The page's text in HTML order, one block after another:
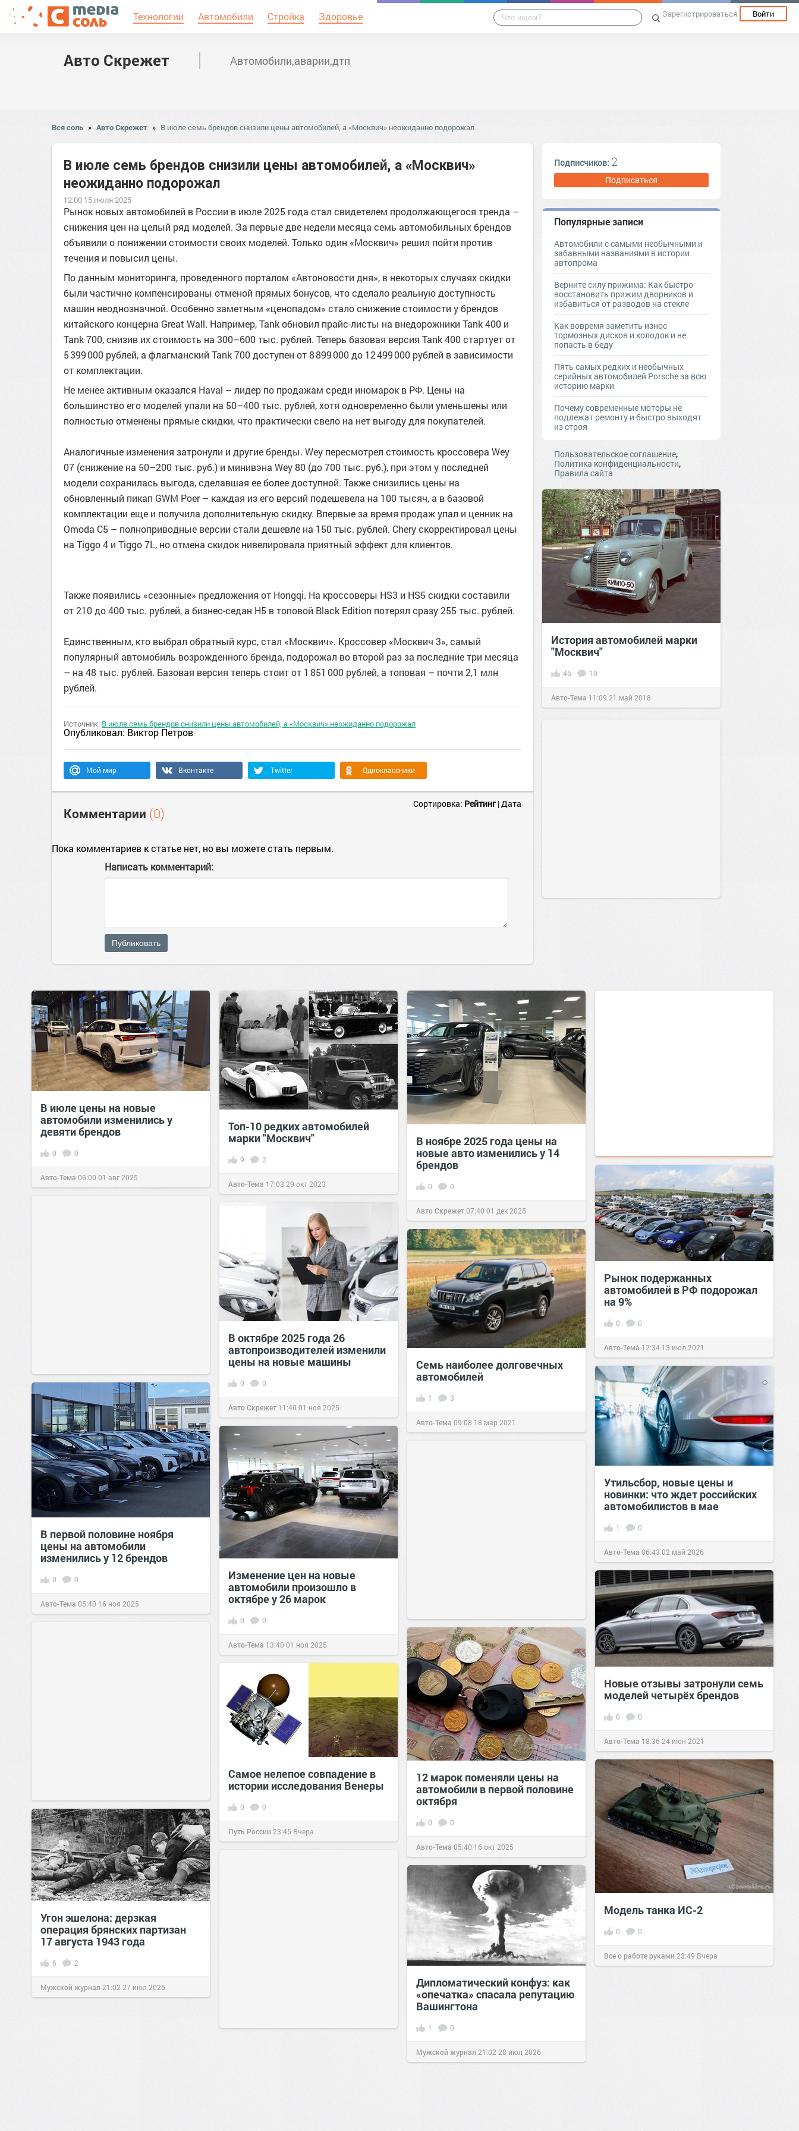
Технологии Автомобили Стройка Здоровье Зарегистрироваться Войти
Авто Скрежет Автомобили,аварии,дтп
Вся соль » Авто Скрежет » В июле семь брендов снизили цены автомобилей, а «Москвич» неожиданно подорожал
В июле семь брендов снизили цены автомобилей, а «Москвич»
неожиданно подорожал
12:00 15 июля 2025
Рынок новых автомобилей в России в июле 2025 года стал свидетелем продолжающегося тренда –
снижения цен на целый ряд моделей. За первые две недели месяца семь автомобильных брендов
объявили о понижении стоимости своих моделей. Только один «Москвич» решил пойти против
течения и повысил цены.
По данным мониторинга, проведенного порталом «Автоновости дня», в некоторых случаях скидки
были частично компенсированы отменой прямых бонусов, что сделало реальную доступность
машин неоднозначной. Особенно заметным «ценопадом» стало снижение стоимости у брендов
китайского концерна Great Wall. Например, Tank обновил прайс-листы на внедорожники Tank 400 и
Tank 700, снизив их стоимость на 300–600 тыс. рублей. Теперь базовая версия Tank 400 стартует от
5 399 000 рублей, а флагманский Tank 700 доступен от 8 899 000 до 12 499 000 рублей в зависимости
от комплектации.
Не менее активным оказался Haval – лидер по продажам среди иномарок в РФ. Цены на
большинство его моделей упали на 50–400 тыс. рублей, хотя одновременно были уменьшены или
полностью отменены прямые скидки, что практически свело на нет выгоду для покупателей.
Аналогичные изменения затронули и другие бренды. Wey пересмотрел стоимость кроссовера Wey
07 (снижение на 50–200 тыс. руб.) и минивэна Wey 80 (до 700 тыс. руб.), при этом у последней
модели сохранилась выгода, сделавшая ее более доступной. Также снизились цены на
обновленный пикап GWM Poer – каждая из его версий подешевела на 100 тысяч, а в базовой
комплектации еще и получила дополнительную скидку. Впервые за время продаж упал и ценник на
Omoda C5 – полноприводные версии стали дешевле на 150 тыс. рублей. Chery скорректировал цены
на Tiggo 4 и Tiggo 7L, но отмена скидок нивелировала приятный эффект для клиентов.
Также появились «сезонные» предложения от Hongqi. На кроссоверы HS3 и HS5 скидки составили
от 210 до 400 тыс. рублей, а бизнес-седан H5 в топовой Black Edition потерял сразу 255 тыс. рублей.
Единственным, кто выбрал обратный курс, стал «Москвич». Кроссовер «Москвич 3», самый
популярный автомобиль возрожденного бренда, подорожал во второй раз за последние три месяца
– на 48 тыс. рублей. Базовая версия теперь стоит от 1 851 000 рублей, а топовая – почти 2,1 млн
рублей.
Источник: В июле семь брендов снизили цены автомобилей, а «Москвич» неожиданно подорожал
Опубликовал: Виктор Петров
Мой мир Вконтакте Twitter Одноклассники
Комментарии (0)
Сортировка: Рейтинг|Дата
Пока комментариев к статье нет, но вы можете стать первым.
Написать комментарий:
Публиковать
Подписчиков: 2
Подписаться
Популярные записи
Автомобили с самыми необычными и
забавными названиями в истории
автопрома
Верните силу прижима: Как быстро
восстановить прижим дворников и
избавиться от разводов на стекле
Как вовремя заметить износ
тормозных дисков и колодок и не
попасть в беду
Пять самых редких и необычных
серийных автомобилей Porsche за всю
историю марки
Почему современные моторы не
подлежат ремонту и быстро выходят
из строя
Пользовательское соглашение,
Политика конфиденциальности,
Правила сайта
История автомобилей марки
"Москвич"
46 10
Авто-Тема 11:09 21 май 2018
В июле цены на новые
автомобили изменились у
девяти брендов
0 0
Авто-Тема 06:00 01 авг 2025
Топ-10 редких автомобилей
марки "Москвич"
9 2
Авто-Тема 17:03 29 окт 2023
В ноябре 2025 года цены на
новые авто изменились у 14
брендов
0 0
Авто Скрежет07:40 01 дек 2025
Рынок подержанных
автомобилей в РФ подорожал
на 9%
0 0
Авто-Тема 12:34 13 июл 2021
В октябре 2025 года 26
автопроизводителей изменили
цены на новые машины
0 0
Авто Скрежет 11:40 01 ноя 2025
Семь наиболее долговечных
автомобилей
1 3
Авто-Тема 09:08 18 мар 2021
Утильсбор, новые цены и
новинки: что ждет российских
автомобилистов в мае
1 0
Авто-Тема 06:43 02 май 2026
В первой половине ноября
цены на автомобили
изменились у 12 брендов
0 0
Авто-Тема 05:40 16 ноя 2025
Изменение цен на новые
автомобили произошло в
октябре у 26 марок
0 0
Авто-Тема 13:40 01 ноя 2025
Новые отзывы затронули семь
моделей четырёх брендов
0 0
Авто-Тема 18:36 24 июн 2021
12 марок поменяли цены на
автомобили в первой половине
октября
0 0
Авто-Тема 05:40 16 окт 2025
Самое нелепое совпадение в
истории исследования Венеры
0 0
Путь России 23:45 Вчера
Модель танка ИС-2
0 0
Все о работе руками 23:49 Вчера
Угон эшелона: дерзкая
операция брянских партизан
17 августа 1943 года
6 2
Мужской журнал 21:02 27 июл 2026
Дипломатический конфуз: как
«опечатка» спасала репутацию
Вашингтона
1 0
Мужской журнал 21:02 28 июл 2026